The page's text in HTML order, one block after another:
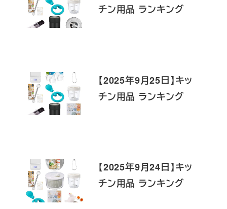
チン用品 ランキング
【2025年9月25日】キッ
チン用品 ランキング
【2025年9月24日】キッ
チン用品 ランキング